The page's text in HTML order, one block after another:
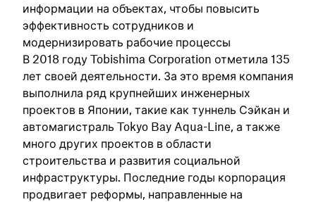
информации на объектах, чтобы повысить
эффективность сотрудников и
модернизировать рабочие процессы
В 2018 году Tobishima Corporation отметила 135
лет своей деятельности. За это время компания
выполнила ряд крупнейших инженерных
проектов в Японии, такие как туннель Сэйкан и
автомагистраль Tokyo Bay Aqua-Line, а также
много других проектов в области
строительства и развития социальной
инфраструктуры. Последние годы корпорация
продвигает реформы, направленные на